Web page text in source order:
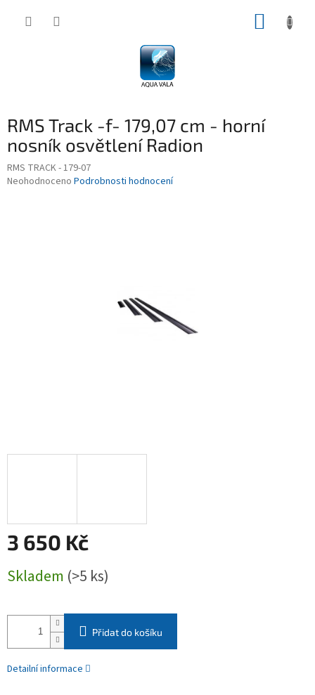
RMS Track -f- 179,07 cm - horní
nosník osvětlení Radion
RMS TRACK - 179-07
Průměrné
Neohodnoceno Podrobnosti hodnocení
3 650 Kč
cena:
Skladem (>5 ks)
Přidat do košíku
Detailní informace